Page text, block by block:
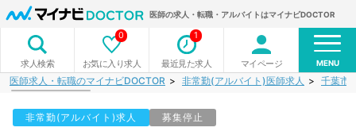
医師の求人・転職・アルバイトはマイナビDOCTOR
求人検索 お気に入り求人
0
最近見た求人
1
マイページ MENU
医師求人・転職のマイナビDOCTOR 非常勤(アルバイト)医師求人 千葉市
非常勤(アルバイト)求人 募集停止